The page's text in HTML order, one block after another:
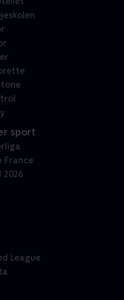
sport
France
2026
League